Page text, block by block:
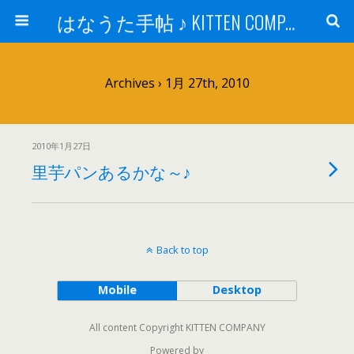
はなうた手帖 ♪ KITTEN COMPANY
Archives › 1月 27th, 2010
2010年1月27日
里芋パンあるかな～♪
Back to top
Mobile Desktop
All content Copyright KITTEN COMPANY
Powered by